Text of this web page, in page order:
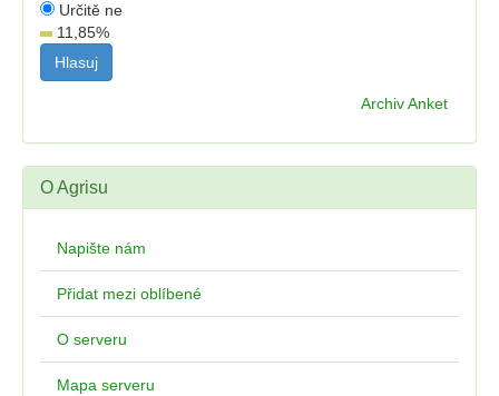
Určitě ne
11,85%
Archiv Anket
O Agrisu
Napište nám
Přidat mezi oblíbené
O serveru
Mapa serveru